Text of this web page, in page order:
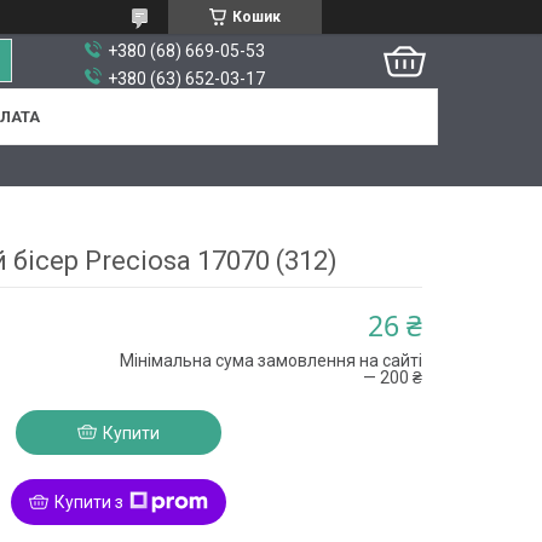
Кошик
+380 (68) 669-05-53
+380 (63) 652-03-17
Preciosa 17070 (312)
26 ₴
Мінімальна сума замовлення на сайті
— 200 ₴
Купити
Купити з